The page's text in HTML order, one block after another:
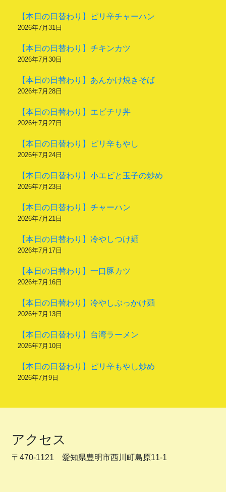
【本日の日替わり】ピリ辛チャーハン
2026年7月31日
【本日の日替わり】チキンカツ
2026年7月30日
【本日の日替わり】あんかけ焼きそば
2026年7月28日
【本日の日替わり】エビチリ丼
2026年7月27日
【本日の日替わり】ピリ辛もやし
2026年7月24日
【本日の日替わり】小エビと玉子の炒め
2026年7月23日
【本日の日替わり】チャーハン
2026年7月21日
【本日の日替わり】冷やしつけ麺
2026年7月17日
【本日の日替わり】一口豚カツ
2026年7月16日
【本日の日替わり】冷やしぶっかけ麺
2026年7月13日
【本日の日替わり】台湾ラーメン
2026年7月10日
【本日の日替わり】ピリ辛もやし炒め
2026年7月9日
アクセス
〒470-1121 愛知県豊明市西川町島原11-1